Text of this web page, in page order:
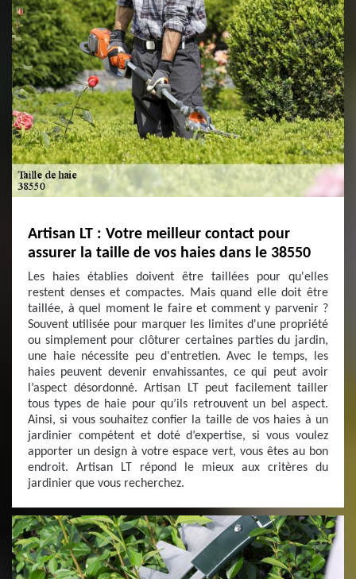
Artisan LT : Votre meilleur contact pour
assurer la taille de vos haies dans le 38550
Les haies établies doivent être taillées pour qu'elles
restent denses et compactes. Mais quand elle doit être
taillée, à quel moment le faire et comment y parvenir ?
Souvent utilisée pour marquer les limites d'une propriété
ou simplement pour clôturer certaines parties du jardin,
une haie nécessite peu d'entretien. Avec le temps, les
haies peuvent devenir envahissantes, ce qui peut avoir
l’aspect désordonné. Artisan LT peut facilement tailler
tous types de haie pour qu’ils retrouvent un bel aspect.
Ainsi, si vous souhaitez confier la taille de vos haies à un
jardinier compétent et doté d’expertise, si vous voulez
apporter un design à votre espace vert, vous êtes au bon
endroit. Artisan LT répond le mieux aux critères du
jardinier que vous recherchez.